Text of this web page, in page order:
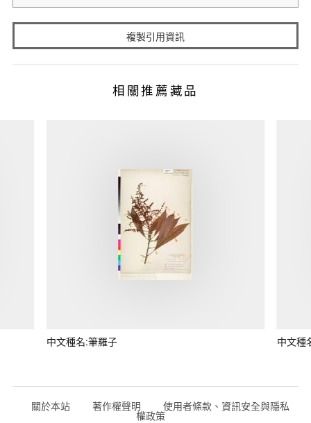
複製引用資訊
相關推薦藏品
中文種名:筆羅子 中文種
關於本站 著作權聲明 使用者條款、資訊安全與隱私
權政策